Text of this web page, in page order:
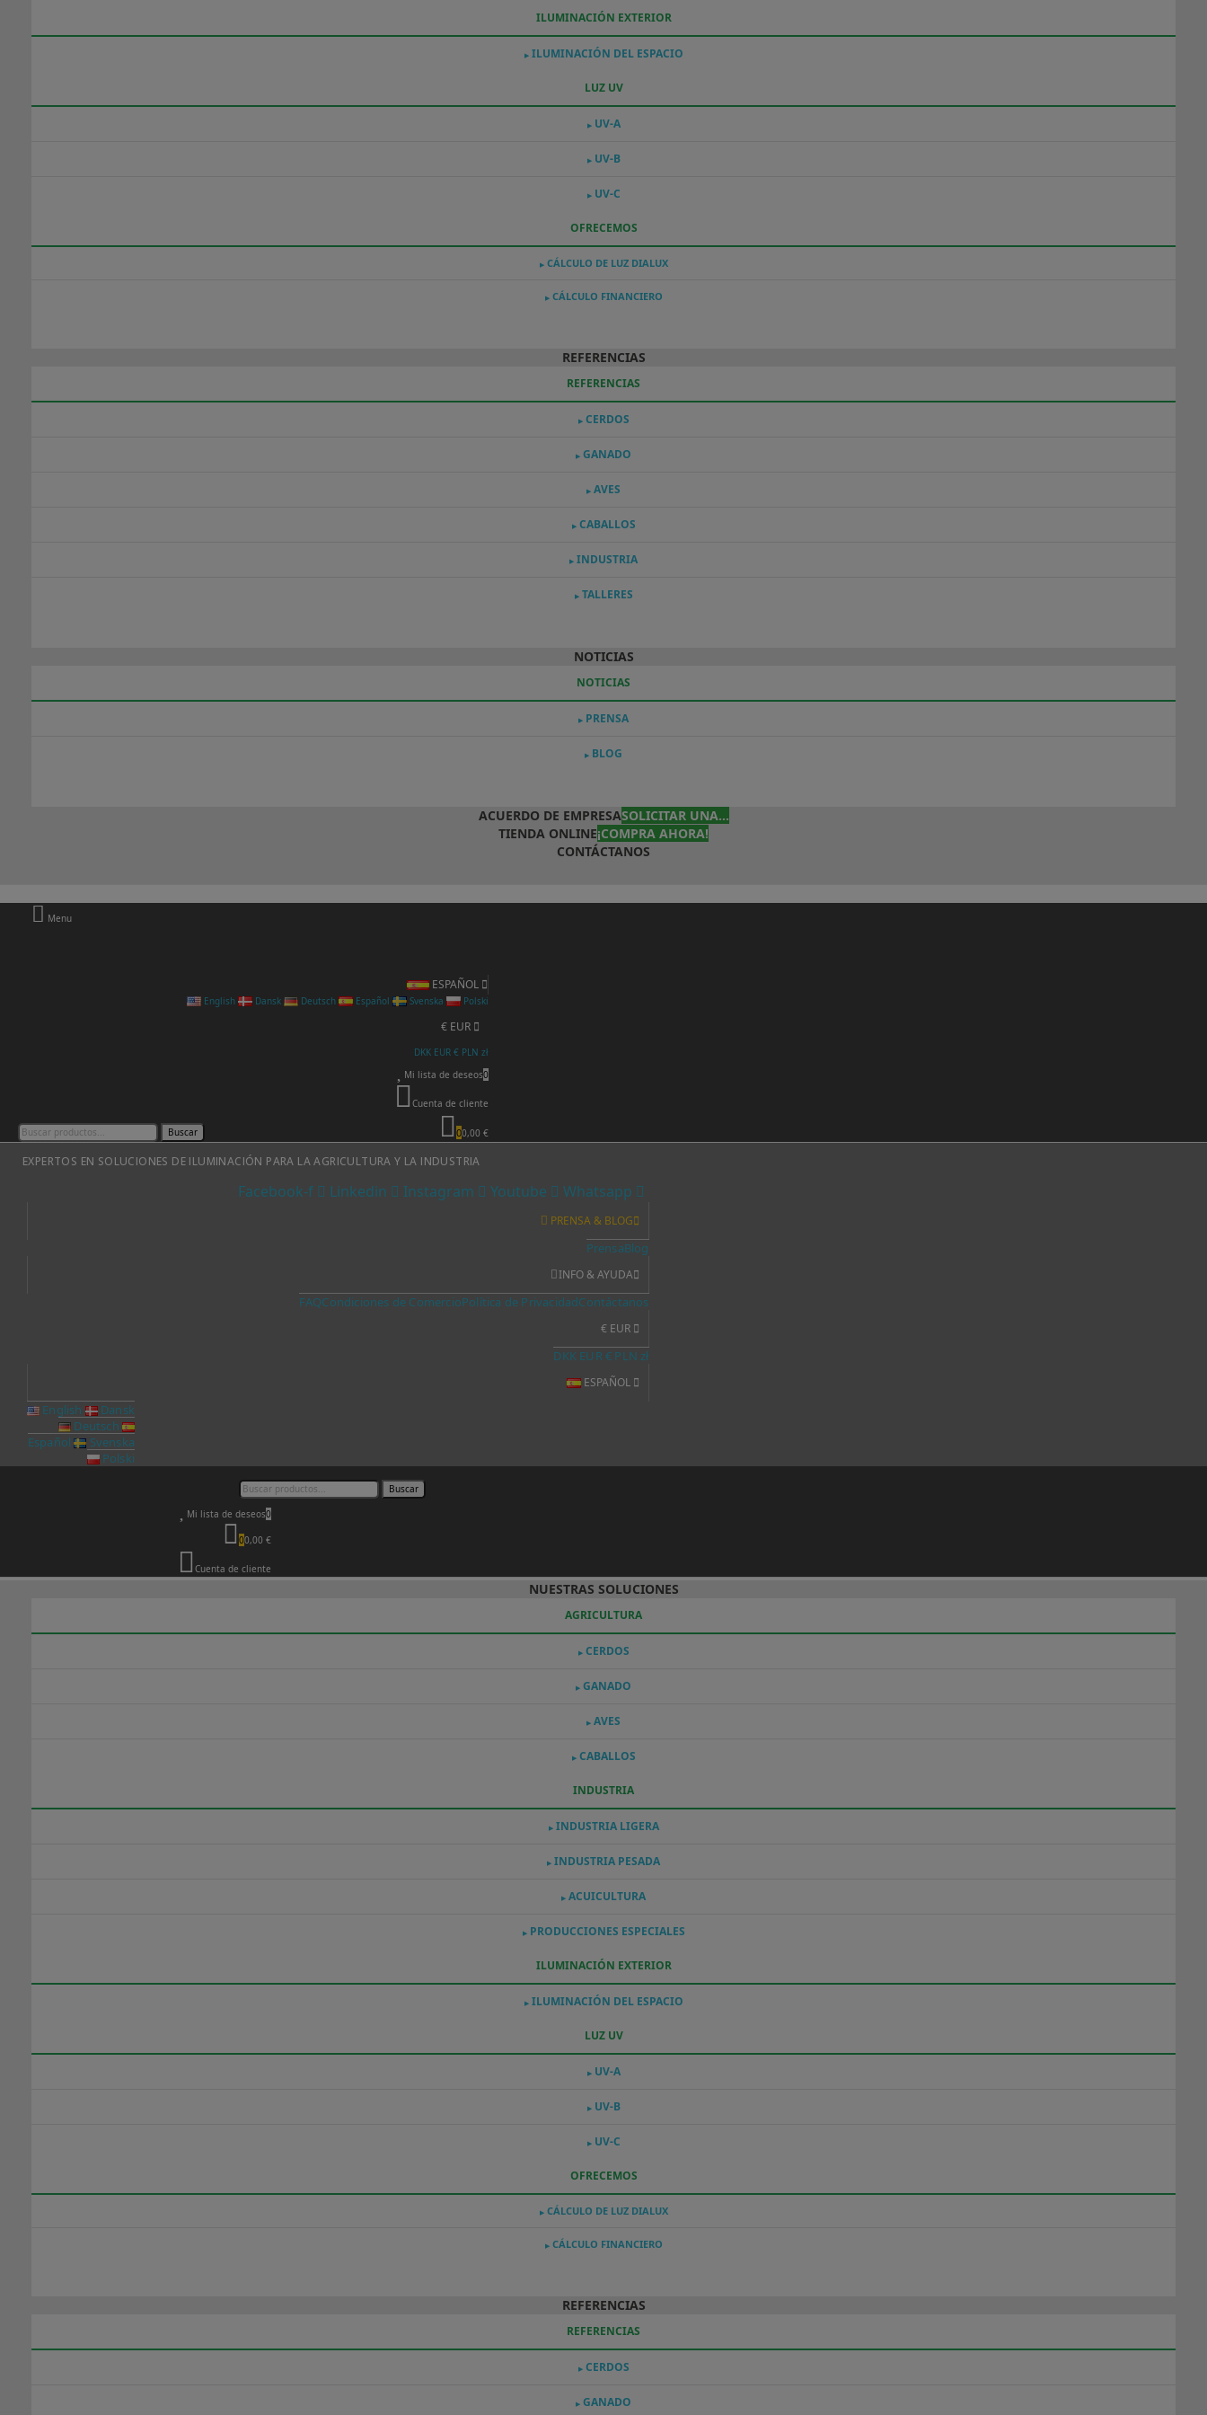
ILUMINACIÓN EXTERIOR
▶ ILUMINACIÓN DEL ESPACIO
LUZ UV
▶ UV-A
▶ UV-B
▶ UV-C
OFRECEMOS
▶ CÁLCULO DE LUZ DIALUX
▶ CÁLCULO FINANCIERO
REFERENCIAS
REFERENCIAS
▶ CERDOS
▶ GANADO
▶ AVES
▶ CABALLOS
▶ INDUSTRIA
▶ TALLERES
NOTICIAS
NOTICIAS
▶ PRENSA
▶ BLOG
ACUERDO DE EMPRESASOLICITAR UNA...
TIENDA ONLINE¡COMPRA AHORA!
CONTÁCTANOS
Menu
ESPAÑOL
English Dansk Deutsch Español Svenska Polski
€ EUR
DKK EUR € PLN zł
Mi lista de deseos0
Cuenta de cliente
00,00 €
Buscar
EXPERTOS EN SOLUCIONES DE ILUMINACIÓN PARA LA AGRICULTURA Y LA INDUSTRIA
Facebook-f Linkedin Instagram Youtube Whatsapp
PRENSA & BLOG
PrensaBlog
INFO & AYUDA
FAQCondiciones de ComercioPolítica de PrivacidadContáctanos
€ EUR
DKK EUR € PLN zł
ESPAÑOL
English
Dansk
Deutsch
Español
Svenska
Polski
Buscar
Mi lista de deseos0
00,00 €
Cuenta de cliente
NUESTRAS SOLUCIONES
AGRICULTURA
▶ CERDOS
▶ GANADO
▶ AVES
▶ CABALLOS
INDUSTRIA
▶ INDUSTRIA LIGERA
▶ INDUSTRIA PESADA
▶ ACUICULTURA
▶ PRODUCCIONES ESPECIALES
ILUMINACIÓN EXTERIOR
▶ ILUMINACIÓN DEL ESPACIO
LUZ UV
▶ UV-A
▶ UV-B
▶ UV-C
OFRECEMOS
▶ CÁLCULO DE LUZ DIALUX
▶ CÁLCULO FINANCIERO
REFERENCIAS
REFERENCIAS
▶ CERDOS
▶ GANADO